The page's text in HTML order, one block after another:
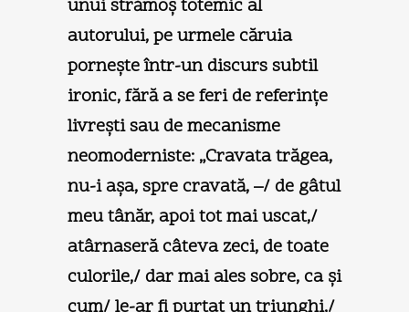
unui strămoş totemic al
autorului, pe urmele căruia
porneşte într-un discurs subtil
ironic, fără a se feri de referinţe
livreşti sau de mecanisme
neomoderniste: „Cravata trăgea,
nu-i aşa, spre cravată, –/ de gâtul
meu tânăr, apoi tot mai uscat,/
atârnaseră câteva zeci, de toate
culorile,/ dar mai ales sobre, ca şi